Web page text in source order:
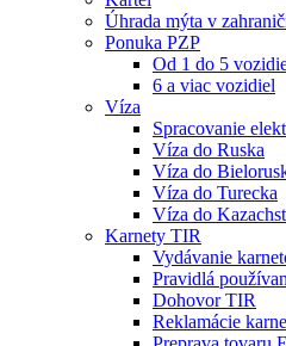
Úhrada mýta v
Ponuka PZP
Od 1 do 5
6 a viac vozidiel
Víza
Spracovanie
Víza do Ruska
Víza do
Víza do Turecka
Víza do
Karnety TIR
Vydávanie
Pravidlá
Dohovor TIR
Reklamácie